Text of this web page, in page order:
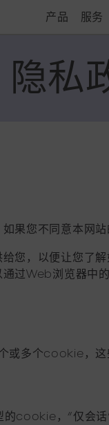
产品 服务
隐私
果您不同意本网
您，以便让您了
过Web浏览器中
或多个cookie，
cookie，“仅会